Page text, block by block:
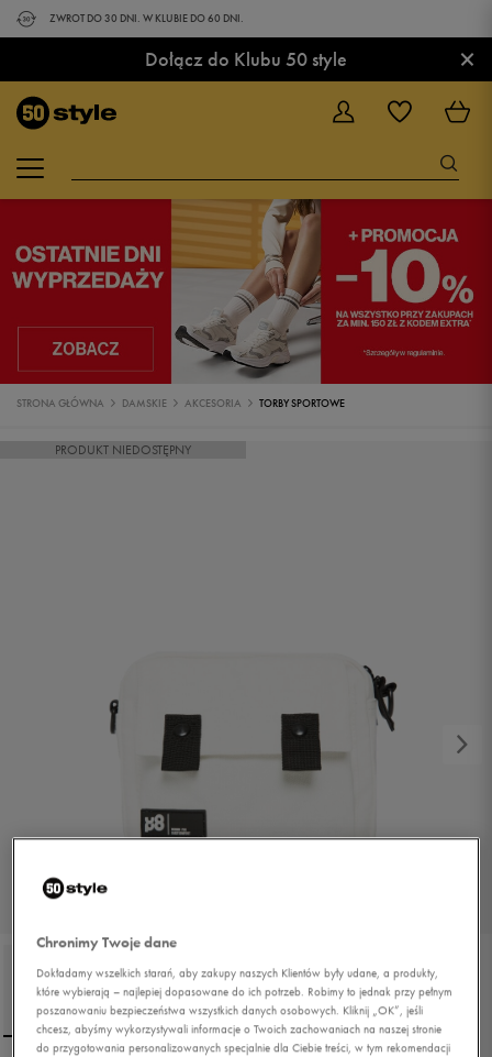
ZWROT DO 30 DNI. W KLUBIE DO 60 DNI.
Dołącz do Klubu 50 style ×
STRONA GŁÓWNA DAMSKIE AKCESORIA TORBY SPORTOWE
PRODUKT NIEDOSTĘPNY
Chronimy Twoje dane
Dokładamy wszelkich starań, aby zakupy naszych Klientów były udane, a produkty,
które wybierają – najlepiej dopasowane do ich potrzeb. Robimy to jednak przy pełnym
poszanowaniu bezpieczeństwa wszystkich danych osobowych. Kliknij „OK”, jeśli
chcesz, abyśmy wykorzystywali informacje o Twoich zachowaniach na naszej stronie
do przygotowania personalizowanych specjalnie dla Ciebie treści, w tym rekomendacji